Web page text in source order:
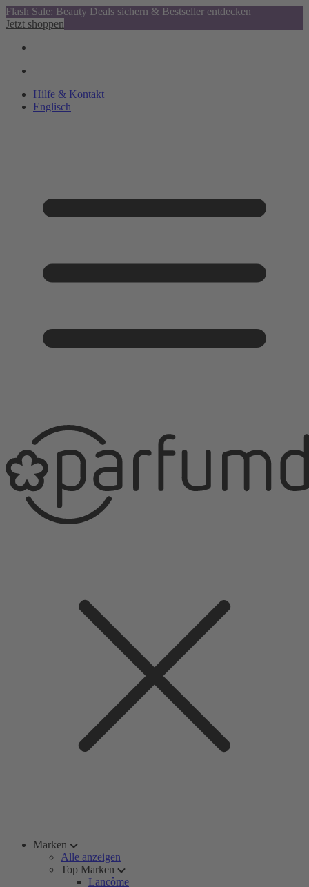
Flash Sale: Beauty Deals sichern & Bestseller entdecken
Jetzt shoppen
Hilfe & Kontakt
Englisch
Marken
Alle anzeigen
Top Marken
Lancôme